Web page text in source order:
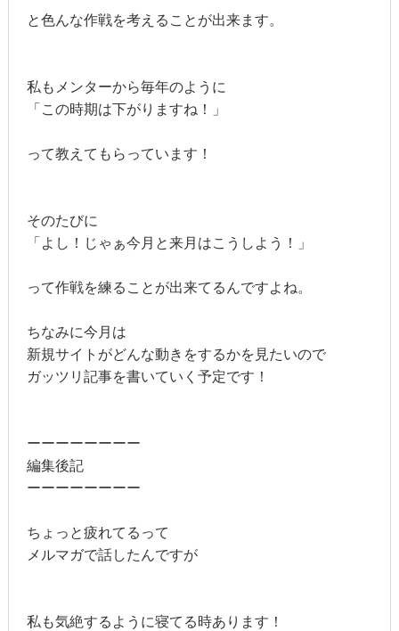
と色んな作戦を考えることが出来ます。
私もメンターから毎年のように
「この時期は下がりますね！」
って教えてもらっています！
そのたびに
「よし！じゃぁ今月と来月はこうしよう！」
って作戦を練ることが出来てるんですよね。
ちなみに今月は
新規サイトがどんな動きをするかを見たいので
ガッツリ記事を書いていく予定です！
ーーーーーーーー
編集後記
ーーーーーーーー
ちょっと疲れてるって
メルマガで話したんですが
私も気絶するように寝てる時あります！